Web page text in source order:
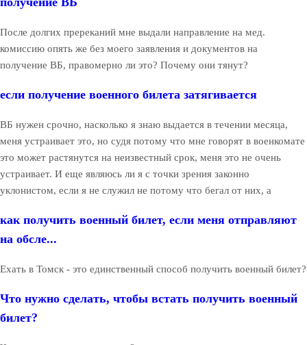
После долгих пререканий мне выдали направление на мед.
комиссию опять же без моего заявления и документов на
получение ВБ, правомерно ли это? Почему они тянут?
если получение военного билета затягивается
ВБ нужен срочно, насколько я знаю выдается в течении месяца,
меня устраивает это, но судя потому что мне говорят в военкомате
это может растянутся на неизвестный срок, меня это не очень
устраивает. И еще являюсь ли я с точки зрения законно
уклонистом, если я не служил не потому что бегал от них, а
как получить военный билет, если меня отправляют
на обсле...
Ехать в Томск - это единственный способ получить военный билет?
Что нужно сделать, чтобы встать получить военный
билет?